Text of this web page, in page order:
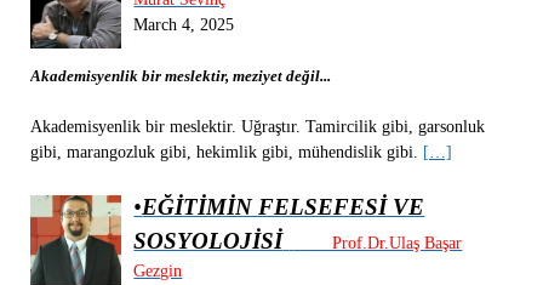
March 4, 2025
Akademisyenlik bir meslektir, meziyet değil...
Akademisyenlik bir meslektir. Uğraştır. Tamircilik gibi, garsonluk
gibi, marangozluk gibi, hekimlik gibi, mühendislik gibi.
[…]
•EĞİTİMİN FELSEFESİ VE
SOSYOLOJİSİ
Prof.Dr.Ulaş Başar
Gezgin